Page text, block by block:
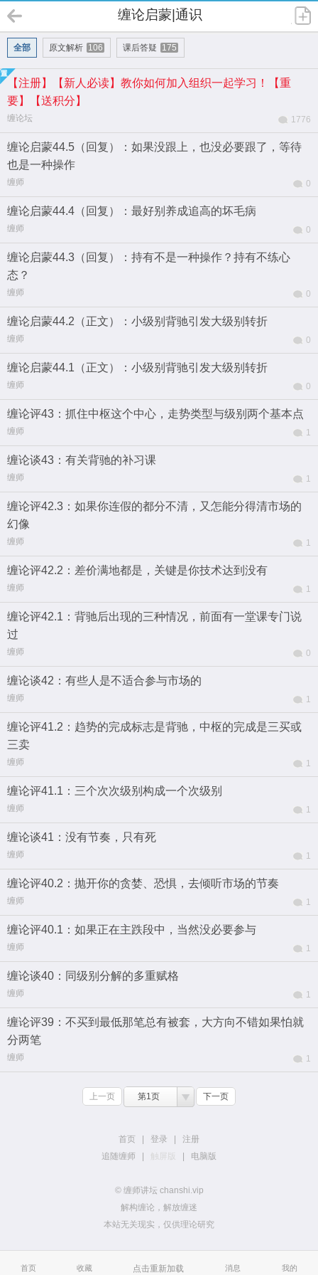
首页 收藏 点击重新加载 消息 我的
缠论启蒙|通识
全部 原文解析 106 课后答疑 175
【注册】【新人必读】教你如何加入组织一起学习！【重
要】【送积分】
缠论坛 1776
缠论启蒙44.5（回复）：如果没跟上，也没必要跟了，等待
也是一种操作
缠师 0
缠论启蒙44.4（回复）：最好别养成追高的坏毛病
缠师 0
缠论启蒙44.3（回复）：持有不是一种操作？持有不练心
态？
缠师 0
缠论启蒙44.2（正文）：小级别背驰引发大级别转折
缠师 0
缠论启蒙44.1（正文）：小级别背驰引发大级别转折
缠师 0
缠论评43：抓住中枢这个中心，走势类型与级别两个基本点
缠师 1
缠论谈43：有关背驰的补习课
缠师 1
缠论评42.3：如果你连假的都分不清，又怎能分得清市场的
幻像
缠师 1
缠论评42.2：差价满地都是，关键是你技术达到没有
缠师 1
缠论评42.1：背驰后出现的三种情况，前面有一堂课专门说
过
缠师 0
缠论谈42：有些人是不适合参与市场的
缠师 1
缠论评41.2：趋势的完成标志是背驰，中枢的完成是三买或
三卖
缠师 1
缠论评41.1：三个次次级别构成一个次级别
缠师 1
缠论谈41：没有节奏，只有死
缠师 1
缠论评40.2：抛开你的贪婪、恐惧，去倾听市场的节奏
缠师 1
缠论评40.1：如果正在主跌段中，当然没必要参与
缠师 1
缠论谈40：同级别分解的多重赋格
缠师 1
缠论评39：不买到最低那笔总有被套，大方向不错如果怕就
分两笔
缠师 1
上一页 第1页 下一页
首页 登录
注册
追随缠师
触屏版 电脑版
© 缠师讲坛 chanshi.vip
解构缠论，解放缠迷
本站无关现实，仅供理论研究